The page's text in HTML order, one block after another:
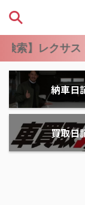
クサス・トヨ
納車日
買取日